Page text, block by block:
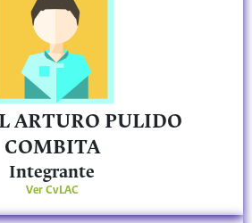
ARTURO PULIDO
COMBITA
Integrante
Ver CvLAC